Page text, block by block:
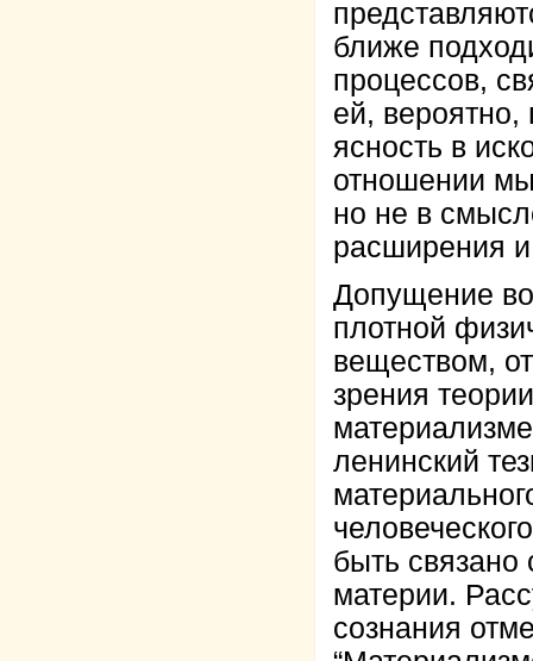
ближе
процессов,
ей,
ясность в
отношении
но не в
расширения
Допущение
плотной
веществом,
зрения
ленинский
быть
материи.
сознания